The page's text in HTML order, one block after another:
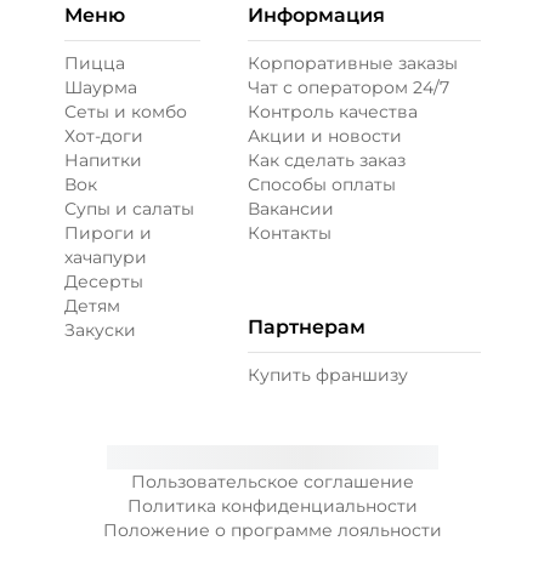
Пользовательское соглашение
Политика конфиденциальности
Положение о программе лояльности
Меню
Пицца
Шаурма
Сеты и комбо
Хот-доги
Напитки
Вок
Супы и салаты
Пироги и
хачапури
Десерты
Детям
Закуски
Информация
Корпоративные заказы
Чат с оператором 24/7
Контроль качества
Акции и новости
Как сделать заказ
Способы оплаты
Вакансии
Контакты
Партнерам
Купить франшизу